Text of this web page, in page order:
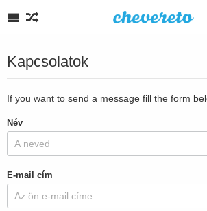
Kapcsolatok
If you want to send a message fill the form
Név
E-mail cím